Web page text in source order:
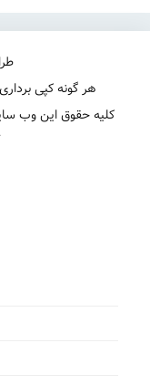
هر گونه کپی
کلیه حقوق این وب